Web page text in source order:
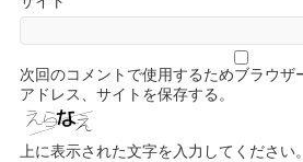
次回のコメントで使用するためブラウザ
アドレス、サイトを保存する。
上に表示された文字を入力してください。